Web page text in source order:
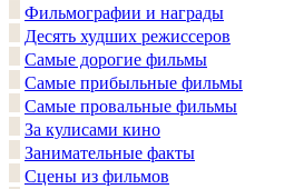
Фильмографии и награды
Десять худших режиссеров
Самые дорогие фильмы
Самые прибыльные фильмы
Самые провальные фильмы
За кулисами кино
Занимательные факты
Сцены из фильмов